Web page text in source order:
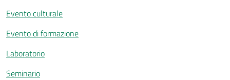
Evento culturale
Evento di formazione
Laboratorio
Seminario